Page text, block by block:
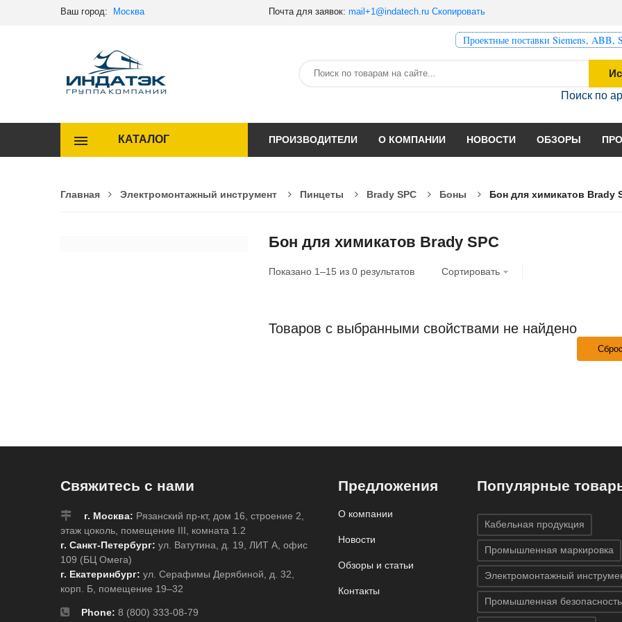
Ваш город: Москва Почта для заявок: mail+1@indatech.ru Скопировать
Проектные поставки Siemens, ABB,
Поиск по
КАТАЛОГ ПРОИЗВОДИТЕЛИ О КОМПАНИИ НОВОСТИ ОБЗОРЫ
Главная Электромонтажный инструмент Пинцеты Brady SPC Боны Бон для химикатов Brady
Бон для химикатов Brady SPC
Показано 1–15 из 0 результатов Сортировать
Товаров с выбранными свойствами не найдено
Свяжитесь с нами
г. Москва: Рязанский пр-кт, дом 16, строение 2,
этаж цоколь, помещение III, комната 1.2
г. Санкт-Петербург: ул. Ватутина, д. 19, ЛИТ А, офис
109 (БЦ Омега)
г. Екатеринбург: ул. Серафимы Дерябиной, д. 32,
корп. Б, помещение 19–32
Phone: 8 (800) 333-08-79
Предложения
О компании
Новости
Обзоры и статьи
Контакты
Популярные
Кабельная продукция
Промышленная маркировка
Электромонтажный
Промышленная безопасность